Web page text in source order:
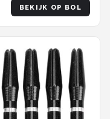
BEKIJK OP BOL